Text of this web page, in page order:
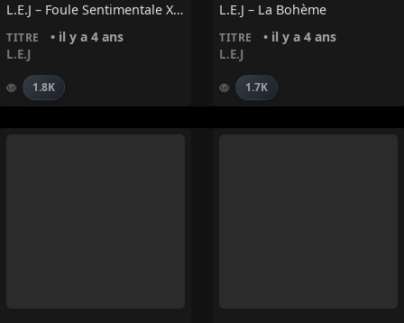
L.E.J – Foule Sentimentale X La Vie En Rose
TITRE • il y a 4 ans
L.E.J
1.8K
L.E.J – La Bohème
TITRE • il y a 4 ans
L.E.J
1.7K